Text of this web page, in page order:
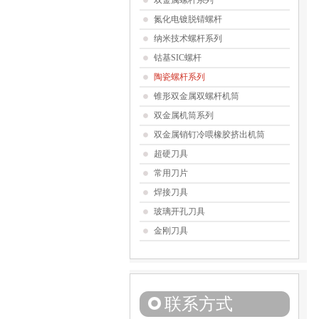
氮化电镀脱锖螺杆
纳米技术螺杆系列
钴基SIC螺杆
陶瓷螺杆系列
锥形双金属双螺杆机筒
双金属机筒系列
双金属销钉冷喂橡胶挤出机筒
超硬刀具
常用刀片
焊接刀具
玻璃开孔刀具
金刚刀具
联系方式